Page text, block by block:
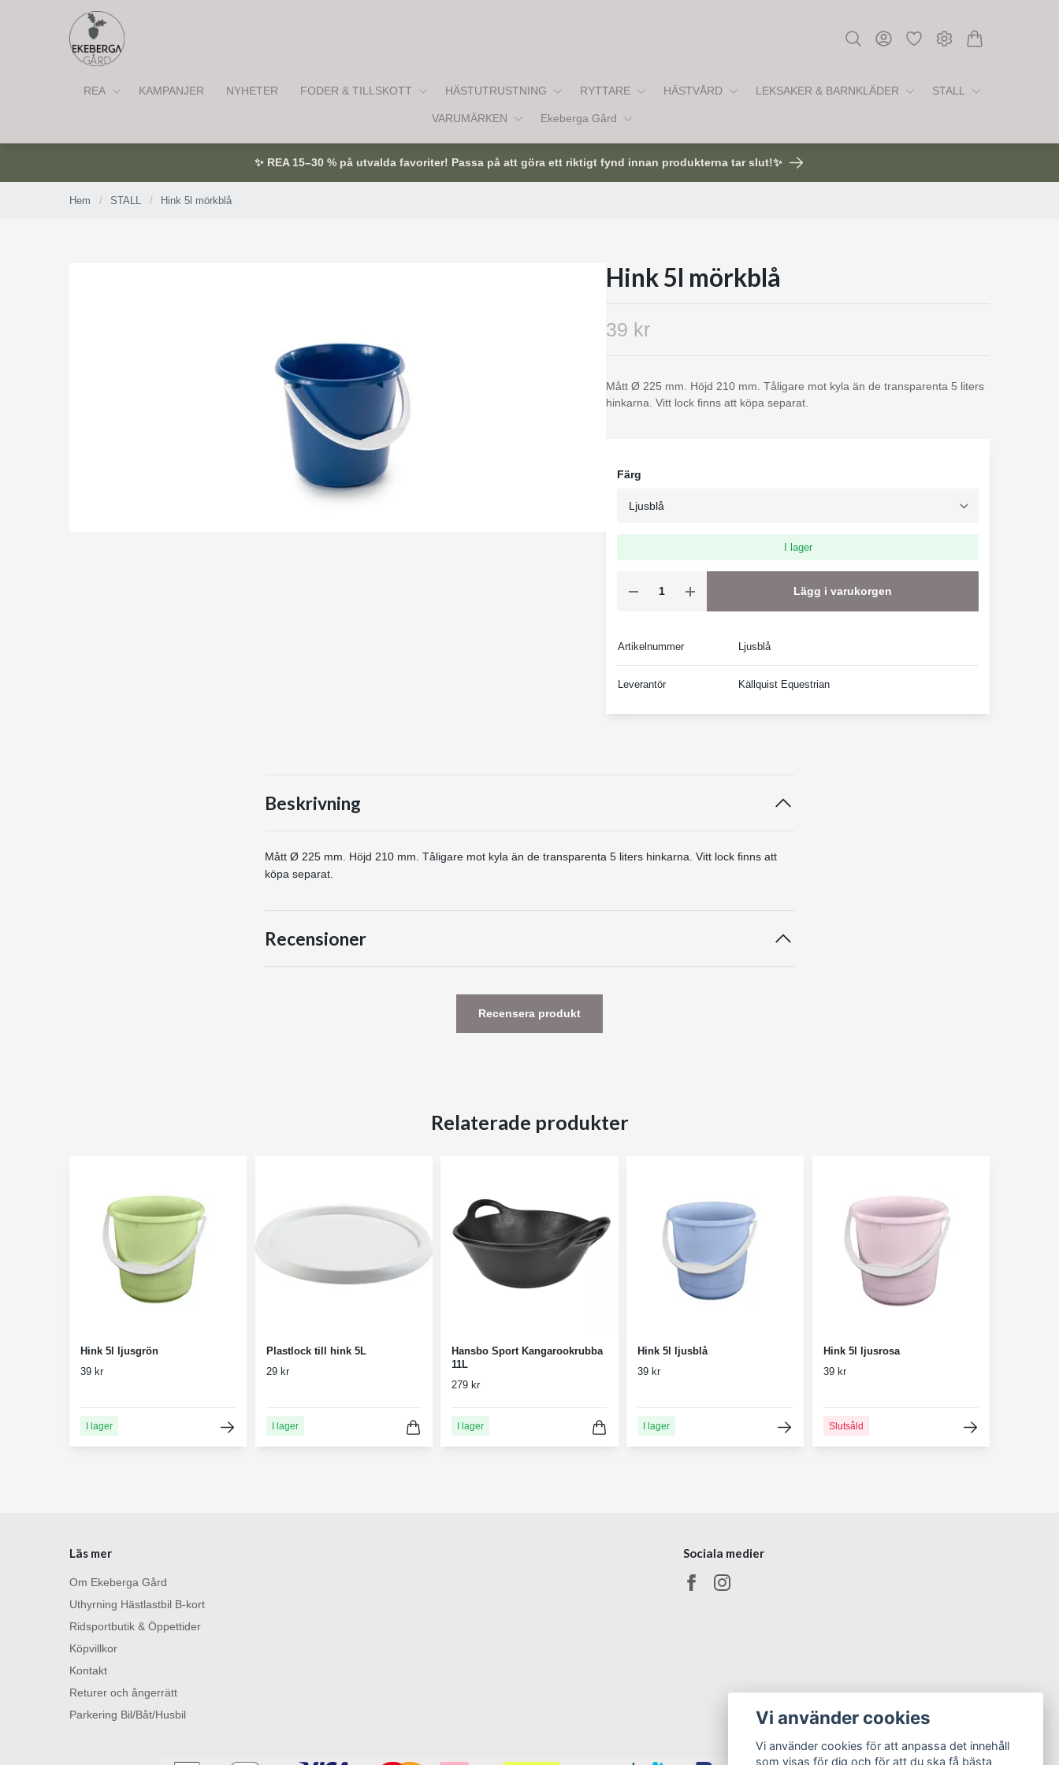
REA KAMPANJER NYHETER FODER & TILLSKOTT HÄSTUTRUSTNING RYTTARE HÄSTVÅRD LEKSAKER & BARNKLÄDER STALL
VARUMÄRKEN Ekeberga Gård
✨ REA 15–30 % på utvalda favoriter! Passa på att göra ett riktigt fynd innan produkterna tar slut!✨
Hem / STALL / Hink 5l mörkblå
Hink 5l mörkblå
39 kr
Mått Ø 225 mm. Höjd 210 mm. Tåligare mot kyla än de transparenta 5 liters
hinkarna. Vitt lock finns att köpa separat.
Färg
I lager
Lägg i varukorgen
Artikelnummer Ljusblå
Leverantör Källquist Equestrian
Beskrivning
Mått Ø 225 mm. Höjd 210 mm. Tåligare mot kyla än de transparenta 5 liters hinkarna. Vitt lock finns att
köpa separat.
Recensioner
Recensera produkt
Relaterade produkter
Hink 5l ljusgrön
39 kr
I lager
Plastlock till hink 5L
29 kr
I lager
Hansbo Sport Kangarookrubba
11L
279 kr
I lager
Hink 5l ljusblå
39 kr
I lager
Hink 5l ljusrosa
39 kr
Slutsåld
Läs mer
Om Ekeberga Gård
Uthyrning Hästlastbil B-kort
Ridsportbutik & Öppettider
Köpvillkor
Kontakt
Returer och ångerrätt
Parkering Bil/Båt/Husbil
Sociala medier
Vi använder cookies
Vi använder cookies för att anpassa det innehåll
som visas för dig och för att du ska få bästa